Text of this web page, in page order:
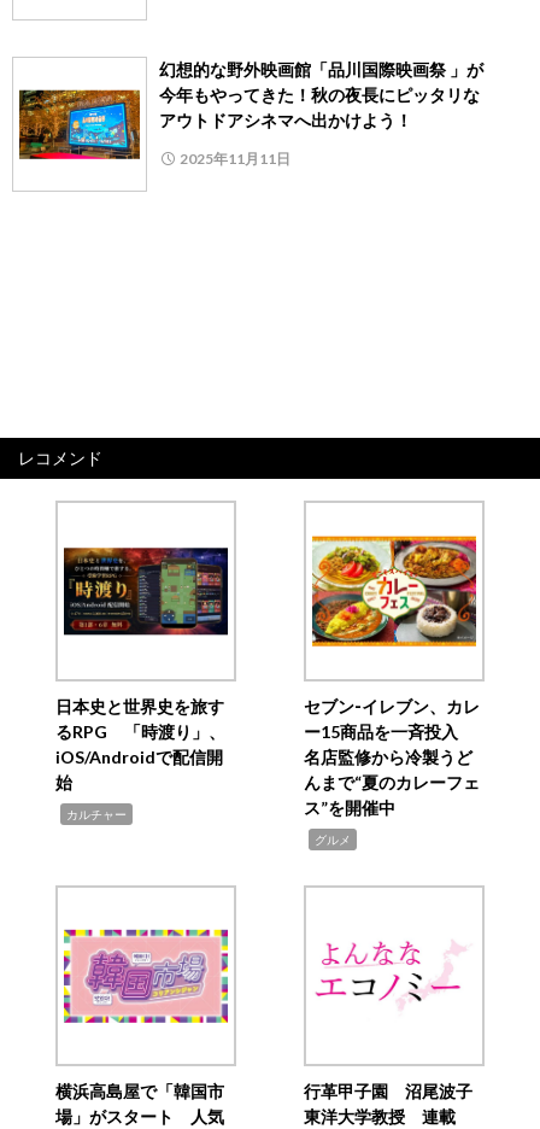
幻想的な野外映画館「品川国際映画祭 」が
今年もやってきた！秋の夜長にピッタリな
アウトドアシネマへ出かけよう！
2025年11月11日
レコメンド
日本史と世界史を旅す
るRPG 「時渡り」、
iOS/Androidで配信開
始
カルチャー
セブン‐イレブン、カレ
ー15商品を一斉投入
名店監修から冷製うど
んまで“夏のカレーフェ
ス”を開催中
グルメ
横浜高島屋で「韓国市
場」がスタート 人気
行革甲子園 沼尾波子
東洋大学教授 連載